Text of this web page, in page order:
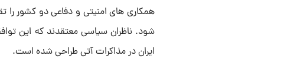
همکاری های امنیتی و دفاعی دو کشور
شود. ناظران سیاسی معتقدند که این
ایران در مذاکرات آتی طراحی شده است.